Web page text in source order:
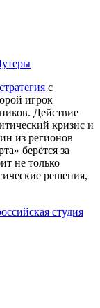
с
игрок
Действие
кризис и
из регионов
берётся за
не только
решения,
студия